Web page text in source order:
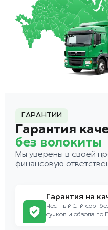
ГАРАНТИИ
Гарантия
без волокиты
Мы уверены в своей
финансовую
Гарантия на
Честный 1-й сорт
сучков и обзола по